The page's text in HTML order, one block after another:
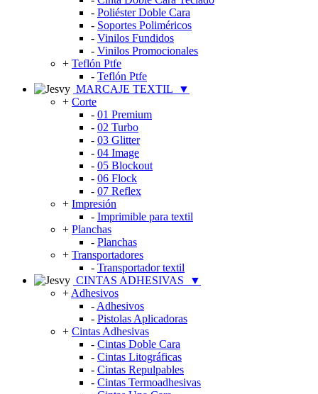
- Poliéster Doble Cara
- Soportes Poliméricos
- Vinilos Fundidos
- Vinilos Promocionales
+ Teflón Ptfe
- Teflón Ptfe
MARCAJE TEXTIL
▼
+ Corte
- 01 Premium
- 02 Turbo
- 03 Glitter
- 04 Image
- 05 Blockout
- 06 Flock
- 07 Reflex
+ Impresión
- Imprimible para textil
+ Planchas
- Planchas
+ Transportadores
- Transportador textil
CINTAS ADHESIVAS
▼
+ Adhesivos
- Adhesivos
- Pistolas Aplicadoras
+ Cintas Adhesivas
- Cintas Doble Cara
- Cintas Litográficas
- Cintas Repulpables
- Cintas Termoadhesivas